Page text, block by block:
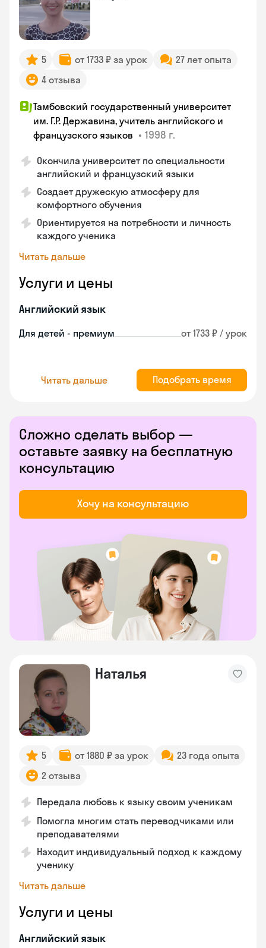
5 от 1733 ₽ за урок
27 лет опыта
4 отзыва
Тамбовский государственный университет
им. Г.Р. Державина, учитель английского и
французского языков • 1998 г.
Окончила университет по специальности
английский и французский языки
Создает дружескую атмосферу для
комфортного обучения
Ориентируется на потребности и личность
каждого ученика
Читать дальше
Услуги и цены
Английский язык
Для детей - премиум от 1733 ₽ / урок
Читать дальше Подобрать время
Сложно сделать выбор —
оставьте заявку на бесплатную
консультацию
Хочу на консультацию
Наталья
5 от 1880 ₽ за урок
23 года опыта
2 отзыва
Передала любовь к языку своим ученикам
Помогла многим стать переводчиками или
преподавателями
Находит индивидуальный подход к каждому
ученику
Читать дальше
Услуги и цены
Английский язык